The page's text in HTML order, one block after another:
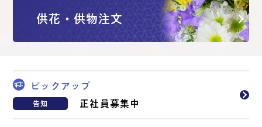
供花・供物注文
ピックアップ
告知 正社員募集中